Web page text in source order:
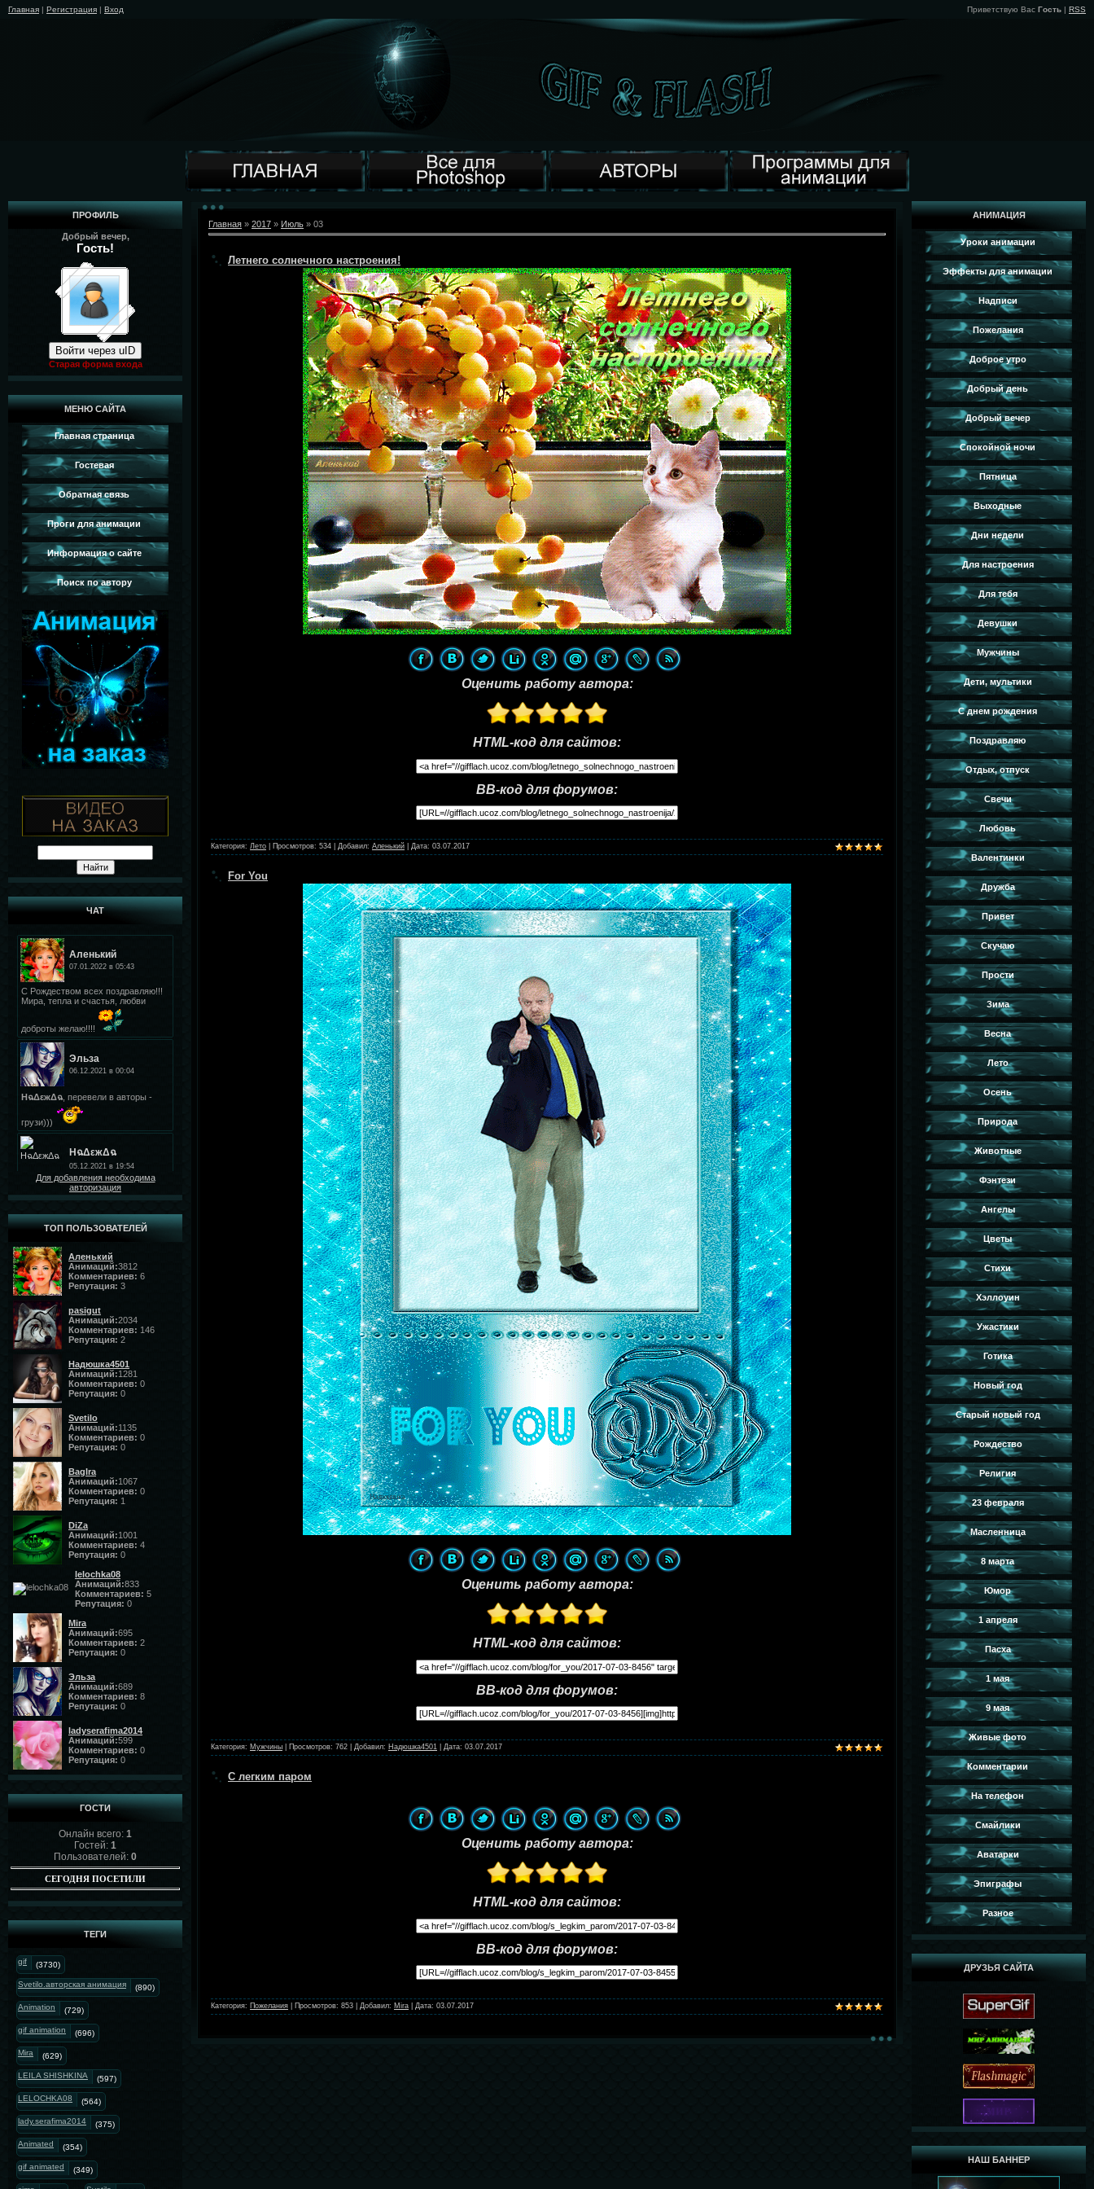
Главная | Регистрация | Вход Приветствую Вас Гость | RSS
ПРОФИЛЬ
Добрый вечер,
Гость!
Войти через uID
Старая форма входа
МЕНЮ САЙТА
Главная страница
Гостевая
Обратная связь
Проги для анимации
Информация о сайте
Поиск по автору
ЧАТ
Для добавления необходима
авторизация
ТОП ПОЛЬЗОВАТЕЛЕЙ
Аленький
Анимаций:3812
Комментариев: 6
Репутация: 3
pasigut
Анимаций:2034
Комментариев: 146
Репутация: 2
Надюшка4501
Анимаций:1281
Комментариев: 0
Репутация: 0
Svetilo
Анимаций:1135
Комментариев: 0
Репутация: 0
BagIra
Анимаций:1067
Комментариев: 0
Репутация: 1
DiZa
Анимаций:1001
Комментариев: 4
Репутация: 0
lelochka08
Анимаций:833
Комментариев: 5
Репутация: 0
Mira
Анимаций:695
Комментариев: 2
Репутация: 0
Эльза
Анимаций:689
Комментариев: 8
Репутация: 0
ladyserafima2014
Анимаций:599
Комментариев: 0
Репутация: 0
ГОСТИ
Онлайн всего: 1
Гостей: 1
Пользователей: 0
СЕГОДНЯ ПОСЕТИЛИ
ТЕГИ
gif (3730)
Svetilo.авторская анимация (890)
Animation (729)
gif animation (696)
Mira (629)
LEILA SHISHKINA (597)
LELOCHKA08 (564)
lady.serafima2014 (375)
Animated (354)
gif animated (349)
Главная » 2017 » Июль » 03
Летнего солнечного настроения!
Оценить работу автора:
HTML-код для сайтов:
BB-код для форумов:
Категория: Лето Просмотров: 534 Добавил: Аленький Дата: 03.07.2017
For You
Оценить работу автора:
HTML-код для сайтов:
BB-код для форумов:
Категория: Мужчины Просмотров: 762 Добавил: Надюшка4501 Дата: 03.07.2017
С легким паром
Оценить работу автора:
HTML-код для сайтов:
BB-код для форумов:
Категория: Пожелания Просмотров: 853 Добавил: Mira Дата: 03.07.2017
АНИМАЦИЯ
Уроки анимации
Эффекты для анимации
Надписи
Пожелания
Доброе утро
Добрый день
Добрый вечер
Спокойной ночи
Пятница
Выходные
Дни недели
Для настроения
Для тебя
Девушки
Мужчины
Дети, мультики
С днем рождения
Поздравляю
Отдых, отпуск
Свечи
Любовь
Валентинки
Дружба
Привет
Скучаю
Прости
Зима
Весна
Лето
Осень
Природа
Животные
Фэнтези
Ангелы
Цветы
Стихи
Хэллоуин
Ужастики
Готика
Новый год
Старый новый год
Рождество
Религия
23 февраля
Масленница
8 марта
Юмор
1 апреля
Пасха
1 мая
9 мая
Живые фото
Комментарии
На телефон
Смайлики
Аватарки
Эпиграфы
Разное
ДРУЗЬЯ САЙТА
НАШ БАННЕР